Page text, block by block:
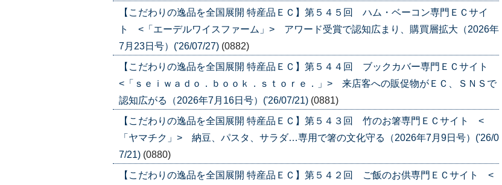
【こだわりの逸品を全国展開 特産品ＥＣ】第５４５回 ハム・ベーコン専門ＥＣサイ
ト <「エーデルワイスファーム」> アワード受賞で認知広まり、購買層拡大（2026年
7月23日号）('26/07/27) (0882)
【こだわりの逸品を全国展開 特産品ＥＣ】第５４４回 ブックカバー専門ＥＣサイト
<「ｓｅｉｗａｄｏ．ｂｏｏｋ．ｓｔｏｒｅ．」> 来店客への販促物がＥＣ、ＳＮＳで
認知広がる（2026年7月16日号）('26/07/21) (0881)
【こだわりの逸品を全国展開 特産品ＥＣ】第５４３回 竹のお箸専門ＥＣサイト <
「ヤマチク」> 納豆、パスタ、サラダ…専用で箸の文化守る（2026年7月9日号）('26/0
7/21) (0880)
【こだわりの逸品を全国展開 特産品ＥＣ】第５４２回 ご飯のお供専門ＥＣサイト <